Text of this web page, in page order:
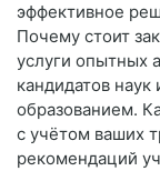
эффективное
Почему стоит
услуги опытных
кандидатов
образованием.
с учётом ваших
рекомендаций